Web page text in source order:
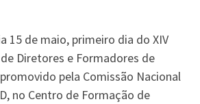
15 de maio, primeiro dia do XIV
Diretores e Formadores de
pela Comissão Nacional
no Centro de Formação de